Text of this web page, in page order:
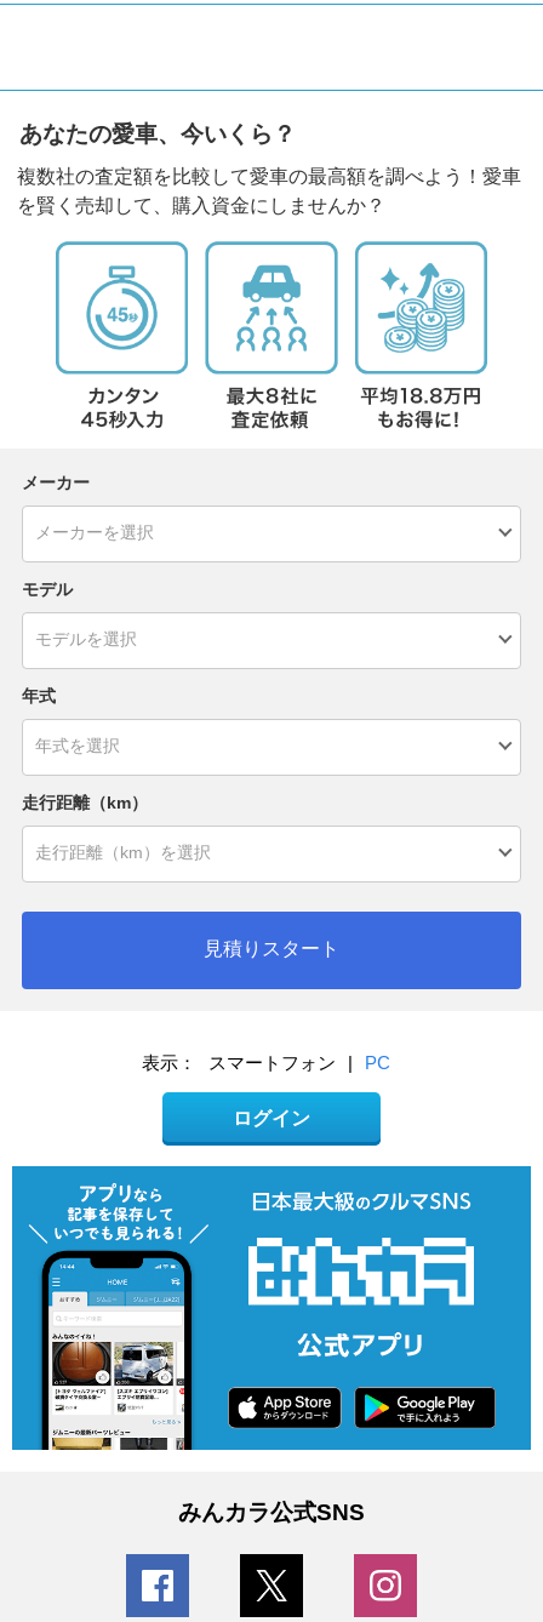
あなたの愛車、今いくら？
複数社の査定額を比較して愛車の最高額を調べよう！愛車
を賢く売却して、購入資金にしませんか？
メーカー
モデル
年式
走行距離（km）
見積りスタート
表示： スマートフォン | PC
ログイン
みんカラ公式SNS